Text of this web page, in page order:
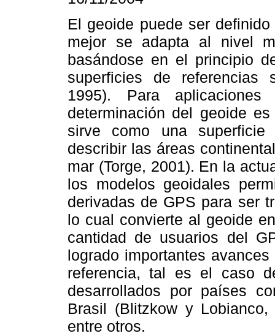
El geoide puede ser
mejor se adapta al nivel
basándose en el principio
superficies de referencias
1995). Para
determinación del geoide
sirve como una
describir las áreas
mar (Torge, 2001). En la
los modelos geoidales
derivadas de GPS para ser
lo cual convierte al geoide
cantidad de usuarios del
logrado importantes
referencia, tal es el caso
desarrollados por países
Brasil (Blitzkow y
entre otros.